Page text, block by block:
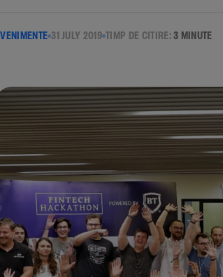
31 JULY 2019 TIMP DE CITIRE:3 MINUTE